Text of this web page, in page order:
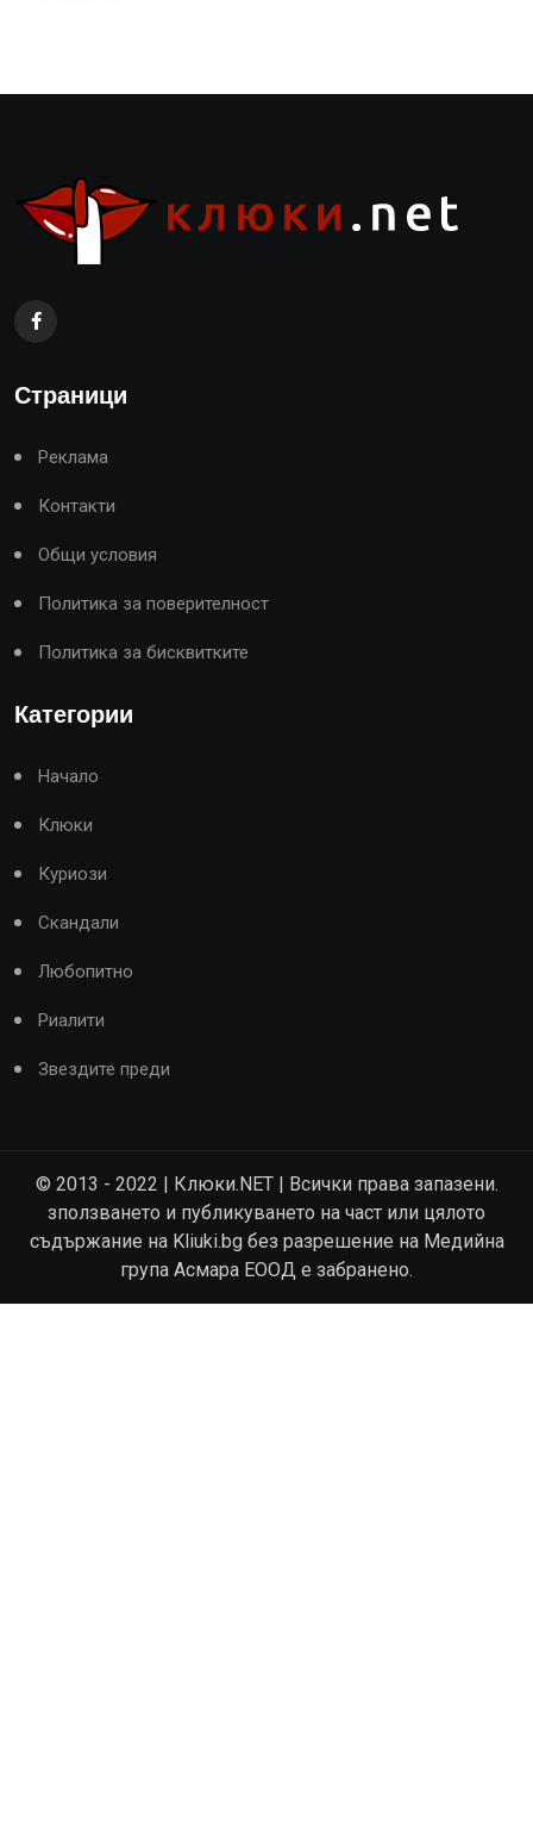
Страници
Реклама
Контакти
Общи условия
Политика за поверителност
Политика за бисквитките
Категории
Начало
Клюки
Куриози
Скандали
Любопитно
Риалити
Звездите преди
© 2013 - 2022 | Клюки.NET | Всички права запазени.
зползването и публикуването на част или цялото
съдържание на Kliuki.bg без разрешение на Медийна
група Асмара ЕООД е забранено.